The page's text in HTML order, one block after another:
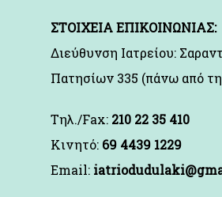
ΣΤΟΙΧΕΙΑ ΕΠΙΚΟΙΝΩΝΙΑΣ:
Διεύθυνση Ιατρείου:
Πατησίων 335 (πάνω από
Τηλ./Fax: 210 22 35 410
Kινητό: 69 4439 1229
Email: